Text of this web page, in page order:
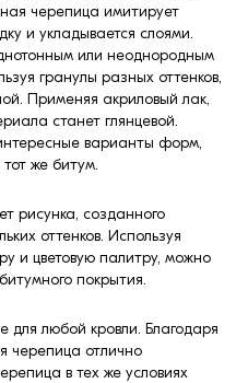
черепица имитирует
и укладывается слоями.
или неоднородным
гранулы разных оттенков,
Применяя акриловый лак,
станет глянцевой.
варианты форм,
же битум.
рисунка, созданного
оттенков. Используя
и цветовую палитру, можно
покрытия.
для любой кровли. Благодаря
черепица отлично
в тех же условиях